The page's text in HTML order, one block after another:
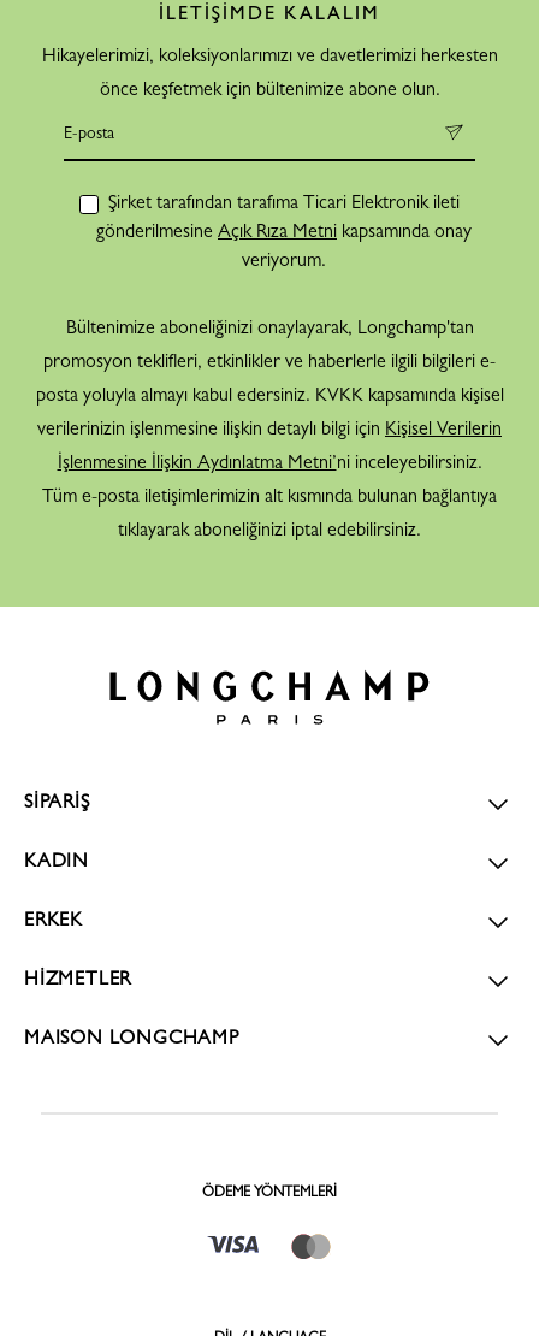
İLETİŞİMDE KALALIM
Hikayelerimizi, koleksiyonlarımızı ve davetlerimizi herkesten
önce keşfetmek için bültenimize abone olun.
Şirket tarafından tarafıma Ticari Elektronik ileti
gönderilmesine Açık Rıza Metni kapsamında onay
veriyorum.
Bültenimize aboneliğinizi onaylayarak, Longchamp'tan
promosyon teklifleri, etkinlikler ve haberlerle ilgili bilgileri e-
posta yoluyla almayı kabul edersiniz. KVKK kapsamında kişisel
verilerinizin işlenmesine ilişkin detaylı bilgi için Kişisel Verilerin
İşlenmesine İlişkin Aydınlatma Metni’ni inceleyebilirsiniz.
Tüm e-posta iletişimlerimizin alt kısmında bulunan bağlantıya
tıklayarak aboneliğinizi iptal edebilirsiniz.
SİPARİŞ
KADIN
ERKEK
HİZMETLER
MAISON LONGCHAMP
ÖDEME YÖNTEMLERI